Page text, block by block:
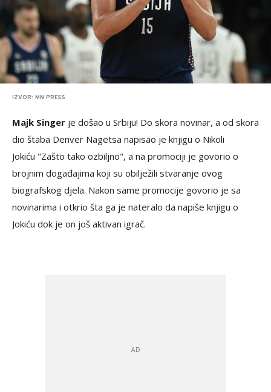
IZVOR: MN PRESS
Majk Singer je došao u Srbiju! Do skora novinar, a od skora
dio štaba Denver Nagetsa napisao je knjigu o Nikoli
Jokiću "Zašto tako ozbiljno", a na promociji je govorio o
brojnim događajima koji su obilježili stvaranje ovog
biografskog djela. Nakon same promocije govorio je sa
novinarima i otkrio šta ga je nateralo da napiše knjigu o
Jokiću dok je on još aktivan igrač.